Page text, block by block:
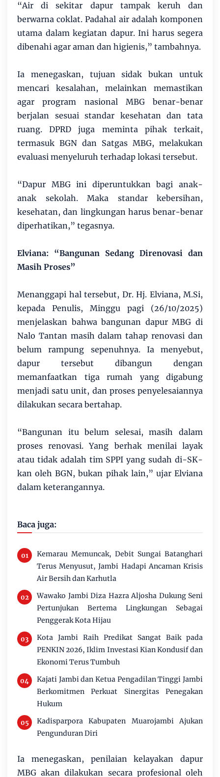
“Air di sekitar dapur tampak keruh dan
berwarna coklat. Padahal air adalah komponen
utama dalam kegiatan dapur. Ini harus segera
dibenahi agar aman dan higienis,” tambahnya.
Ia menegaskan, tujuan sidak bukan untuk
mencari kesalahan, melainkan memastikan
agar program nasional MBG benar-benar
berjalan sesuai standar kesehatan dan tata
ruang. DPRD juga meminta pihak terkait,
termasuk BGN dan Satgas MBG, melakukan
evaluasi menyeluruh terhadap lokasi tersebut.
“Dapur MBG ini diperuntukkan bagi anak-
anak sekolah. Maka standar kebersihan,
kesehatan, dan lingkungan harus benar-benar
diperhatikan,” tegasnya.
Elviana: “Bangunan Sedang Direnovasi dan
Masih Proses”
Menanggapi hal tersebut, Dr. Hj. Elviana, M.Si,
kepada Penulis, Minggu pagi (26/10/2025)
menjelaskan bahwa bangunan dapur MBG di
Nalo Tantan masih dalam tahap renovasi dan
belum rampung sepenuhnya. Ia menyebut,
dapur tersebut dibangun dengan
memanfaatkan tiga rumah yang digabung
menjadi satu unit, dan proses penyelesaiannya
dilakukan secara bertahap.
“Bangunan itu belum selesai, masih dalam
proses renovasi. Yang berhak menilai layak
atau tidak adalah tim SPPI yang sudah di-SK-
kan oleh BGN, bukan pihak lain,” ujar Elviana
dalam keterangannya.
Baca juga:
Kemarau Memuncak, Debit Sungai Batanghari
Terus Menyusut, Jambi Hadapi Ancaman Krisis
Air Bersih dan Karhutla
Wawako Jambi Diza Hazra Aljosha Dukung Seni
Pertunjukan Bertema Lingkungan Sebagai
Penggerak Kota Hijau
Kota Jambi Raih Predikat Sangat Baik pada
PENKIN 2026, Iklim Investasi Kian Kondusif dan
Ekonomi Terus Tumbuh
Kajati Jambi dan Ketua Pengadilan Tinggi Jambi
Berkomitmen Perkuat Sinergitas Penegakan
Hukum
Kadisparpora Kabupaten Muarojambi Ajukan
Pengunduran Diri
Ia menegaskan, penilaian kelayakan dapur
MBG akan dilakukan secara profesional oleh